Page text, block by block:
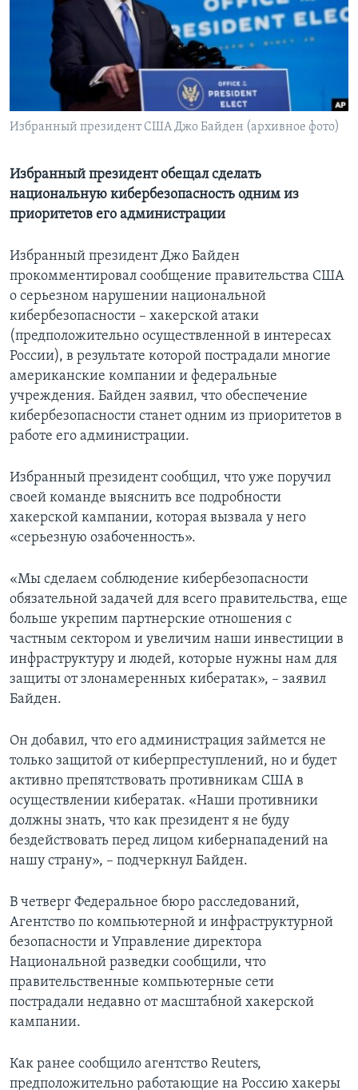
Learning English
СОЦИАЛЬНЫЕ СЕТИ
Избранный президент США Джо Байден (архивное фото)
Избранный президент обещал сделать
национальную кибербезопасность одним из
приоритетов его администрации
Избранный президент Джо Байден
прокомментировал сообщение правительства США
о серьезном нарушении национальной
кибербезопасности – хакерской атаки
(предположительно осуществленной в интересах
России), в результате которой пострадали многие
американские компании и федеральные
учреждения. Байден заявил, что обеспечение
кибербезопасности станет одним из приоритетов в
работе его администрации.
Избранный президент сообщил, что уже поручил
своей команде выяснить все подробности
хакерской кампании, которая вызвала у него
«серьезную озабоченность».
«Мы сделаем соблюдение кибербезопасности
обязательной задачей для всего правительства, еще
больше укрепим партнерские отношения с
частным сектором и увеличим наши инвестиции в
инфраструктуру и людей, которые нужны нам для
защиты от злонамеренных кибератак», – заявил
Байден.
Он добавил, что его администрация займется не
только защитой от киберпреступлений, но и будет
активно препятствовать противникам США в
осуществлении кибератак. «Наши противники
должны знать, что как президент я не буду
бездействовать перед лицом кибернападений на
нашу страну», – подчеркнул Байден.
В четверг Федеральное бюро расследований,
Агентство по компьютерной и инфраструктурной
безопасности и Управление директора
Национальной разведки сообщили, что
правительственные компьютерные сети
пострадали недавно от масштабной хакерской
кампании.
Как ранее сообщило агентство Reuters,
предположительно работающие на Россию хакеры